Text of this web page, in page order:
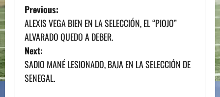
P
o
s
t
Previous:
ALEXIS VEGA BIEN EN LA SELECCIÓN, EL “PIOJO”
ALVARADO QUEDO A DEBER.
Next:
SADIO MANÉ LESIONADO, BAJA EN LA SELECCIÓN DE
SENEGAL.